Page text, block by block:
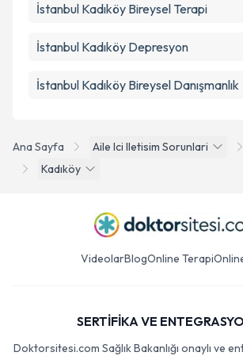
Ana Sayfa Aile Ici Iletisim Sorunlari
Kadıköy
İstanbul Kadıköy Bireysel Terapi
İstanbul Kadıköy Depresyon
İstanbul Kadıköy Bireysel Danışmanlık
VideolarBlogOnline Terapi
SERTİFİKA VE
Doktorsitesi.com Sağlık Bakanlığı onaylı ve